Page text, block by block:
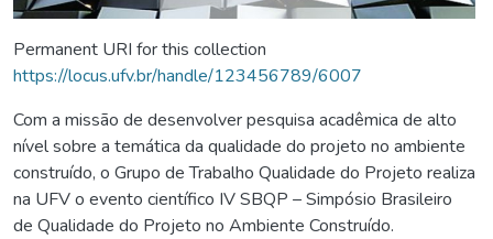
Permanent URI for this collection
https://locus.ufv.br/handle/123456789/6007
Com a missão de desenvolver pesquisa acadêmica de alto
nível sobre a temática da qualidade do projeto no ambiente
construído, o Grupo de Trabalho Qualidade do Projeto realiza
na UFV o evento científico IV SBQP – Simpósio Brasileiro
de Qualidade do Projeto no Ambiente Construído.